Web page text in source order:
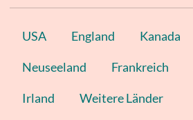
USA England Kanada
Neuseeland Frankreich
Irland Weitere Länder